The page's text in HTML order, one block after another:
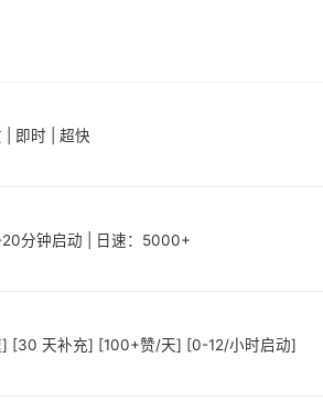
| 即时 | 超快
分钟启动 | 日速：5000+
[30 天补充] [100+赞/天] [0-12/小时启动]